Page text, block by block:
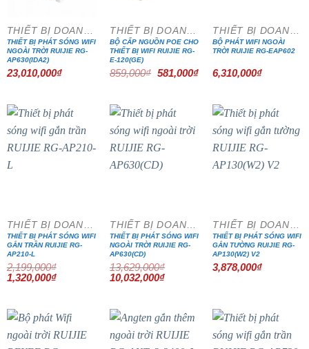
THIẾT BỊ PHÁT SÓNG WIFI
NGOÀI TRỜI RUIJIE RG-
AP630(IDA2)
23,010,000₫
BỘ CẤP NGUỒN POE CHO
THIẾT BỊ WIFI RUIJIE RG-
E-120(GE)
859,000₫
Giá
581,000₫Giá
581,000₫.
BỘ PHÁT WIFI NGOÀI
TRỜI RUIJIE RG-EAP602
6,310,000₫
THIẾT BỊ PHÁT SÓNG WIFI
GẮN TRẦN RUIJIE RG-
AP210-L
2,199,000₫
Giá
gốc
1,320,000₫Giá
1,320,000₫.
THIẾT BỊ PHÁT SÓNG WIFI
NGOÀI TRỜI RUIJIE RG-
AP630(CD)
13,629,000₫
Giá
gốc
10,032,000₫Giá
10,032,000₫.
THIẾT BỊ PHÁT SÓNG WIFI
GẮN TƯỜNG RUIJIE RG-
AP130(W2) V2
3,878,000₫